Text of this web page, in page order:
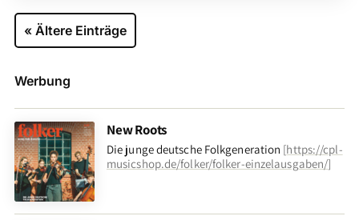
« Ältere Einträge
Werbung
New Roots
Die junge deutsche Folkgeneration [https://cpl-
musicshop.de/folker/folker-einzelausgaben/]